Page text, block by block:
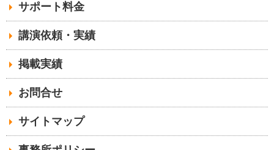
サポート料金
講演依頼・実績
掲載実績
お問合せ
サイトマップ